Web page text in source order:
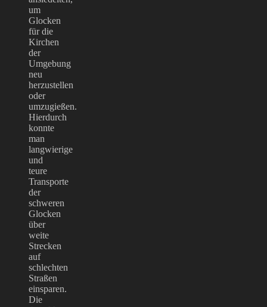
um
Glocken
für die
Kirchen
der
Umgebung
neu
herzustellen
oder
umzugießen.
Hierdurch
konnte
man
langwierige
und
teure
Transporte
der
schweren
Glocken
über
weite
Strecken
auf
schlechten
Straßen
einsparen.
Die